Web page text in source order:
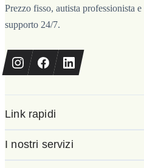
Prezzo fisso, autista professionista e
supporto 24/7.
Link rapidi
I nostri servizi